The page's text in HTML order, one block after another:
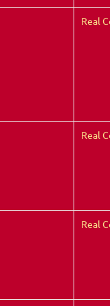
Real
Real
Real